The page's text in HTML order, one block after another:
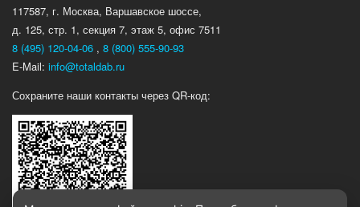
117587, г. Москва, Варшавское шоссе,
д. 125, стр. 1, секция 7, этаж 5, офис 7511
8 (495) 120-04-06 , 8 (800) 555-90-93
E-Mail: info@totaldab.ru
Сохраните наши контакты через QR-код: